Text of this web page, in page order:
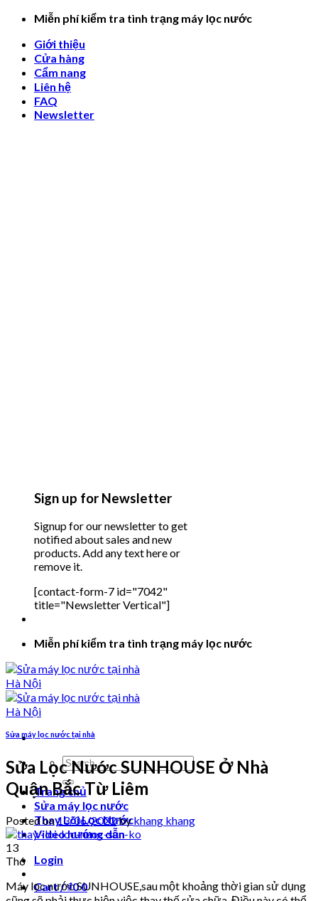
Skip
content
Miễn phí kiểm tra tình trạng máy lọc nước
Giới thiệu
Cửa hàng
Cẩm nang
Liên hệ
FAQ
Newsletter
Sign up for Newsletter
Signup for our newsletter to get
notified about sales and new
products. Add any text here or
remove it.
[contact-form-7 id="7042"
title="Newsletter Vertical"]
Miễn phí kiểm tra tình trạng máy lọc nước
Search
for:
Trang chủ
Sửa máy lọc nước
Thay Lõi Lọc Nước
Video hướng dẫn
Login
Cart /₫00
Sửa máy lọc nước tại nhà
Sửa Lọc Nước SUNHOUSE Ở Nhà
Quận Bắc Từ Liêm
Posted on13/06/2022bykhang khang
13
Th6
Máy lọc nước SUNHOUSE,sau một khoảng thời gian sử dụng